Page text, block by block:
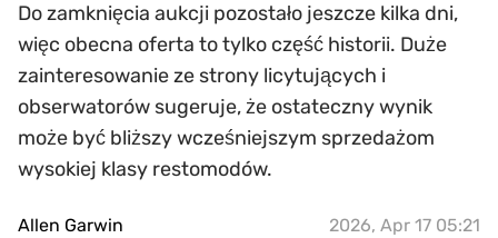
Do zamknięcia aukcji pozostało jeszcze kilka dni,
więc obecna oferta to tylko część historii. Duże
zainteresowanie ze strony licytujących i
obserwatorów sugeruje, że ostateczny wynik
może być bliższy wcześniejszym sprzedażom
wysokiej klasy restomodów.
Allen Garwin 2026, Apr 17 05:21